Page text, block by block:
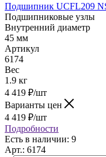
Подшипник UCFL209
Подшипниковые узлы
Внутренний диаметр
45 мм
Артикул
6174
Вес
1.9 кг
4 419 ₽/шт
Варианты цен
4 419 ₽/шт
Подробности
Есть в наличии: 9
Арт.: 6174